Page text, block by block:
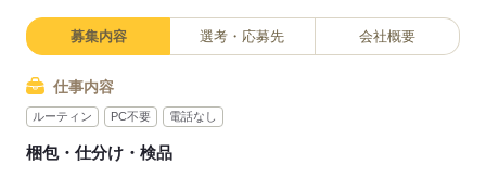
募集内容 選考・応募先 会社概要
仕事内容
ルーティン PC不要 電話なし
梱包・仕分け・検品